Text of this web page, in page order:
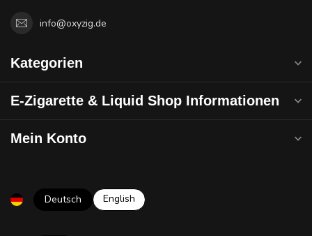
info@oxyzig.de
Kategorien
E-Zigarette & Liquid Shop Informationen
Mein Konto
Deutsch English